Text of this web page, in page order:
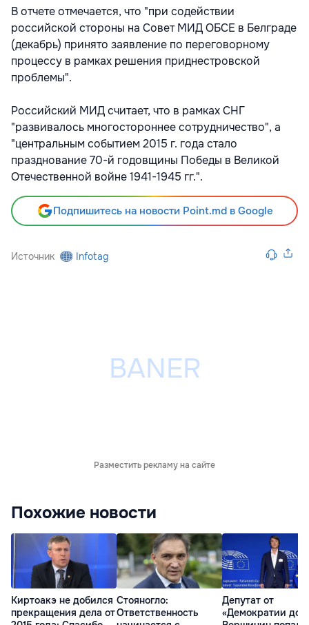
В отчете отмечается, что "при содействии
российской стороны на Совет МИД ОБСЕ в Белграде
(декабрь) принято заявление по переговорному
процессу в рамках решения приднестровской
проблемы".
Российский МИД считает, что в рамках СНГ
"развивалось многостороннее сотрудничество", а
"центральным событием 2015 г. года стало
празднование 70-й годовщины Победы в Великой
Отечественной войне 1941-1945 гг.".
Подпишитесь на новости Point.md в Google
Источник Infotag
Разместить рекламу на сайте
Похожие новости
Киртоакэ не добился
прекращения дела от
Стояногло:
Ответственность
Депутат от
«Демократии